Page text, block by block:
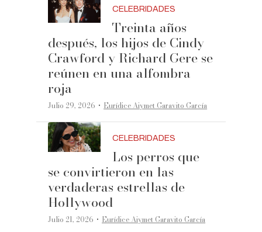
CELEBRIDADES
Treinta años
después, los hijos de Cindy
Crawford y Richard Gere se
reúnen en una alfombra
roja
Julio 29, 2026 ·Eurídice Aiymet Garavito García
CELEBRIDADES
Los perros que
se convirtieron en las
verdaderas estrellas de
Hollywood
Julio 21, 2026 ·Eurídice Aiymet Garavito García